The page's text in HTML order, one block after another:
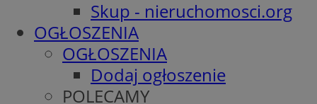
Skup - nieruchomosci.org
OGŁOSZENIA
OGŁOSZENIA
Dodaj ogłoszenie
POLECAMY